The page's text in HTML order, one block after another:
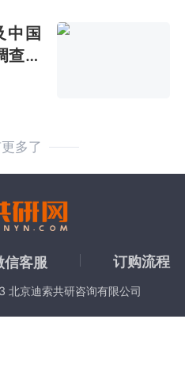
中国
查与
多了
信客服 订购流程
京迪索共研咨询有限公司